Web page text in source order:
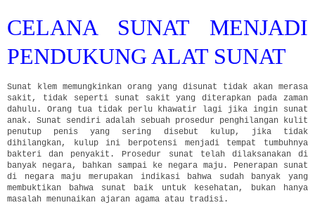
CELANA SUNAT MENJADI
PENDUKUNG ALAT SUNAT
Sunat klem memungkinkan orang yang disunat tidak akan merasa
sakit, tidak seperti sunat sakit yang diterapkan pada zaman
dahulu. Orang tua tidak perlu khawatir lagi jika ingin sunat
anak. Sunat sendiri adalah sebuah prosedur penghilangan kulit
penutup penis yang sering disebut kulup, jika tidak
dihilangkan, kulup ini berpotensi menjadi tempat tumbuhnya
bakteri dan penyakit. Prosedur sunat telah dilaksanakan di
banyak negara, bahkan sampai ke negara maju. Penerapan sunat
di negara maju merupakan indikasi bahwa sudah banyak yang
membuktikan bahwa sunat baik untuk kesehatan, bukan hanya
masalah menunaikan ajaran agama atau tradisi.